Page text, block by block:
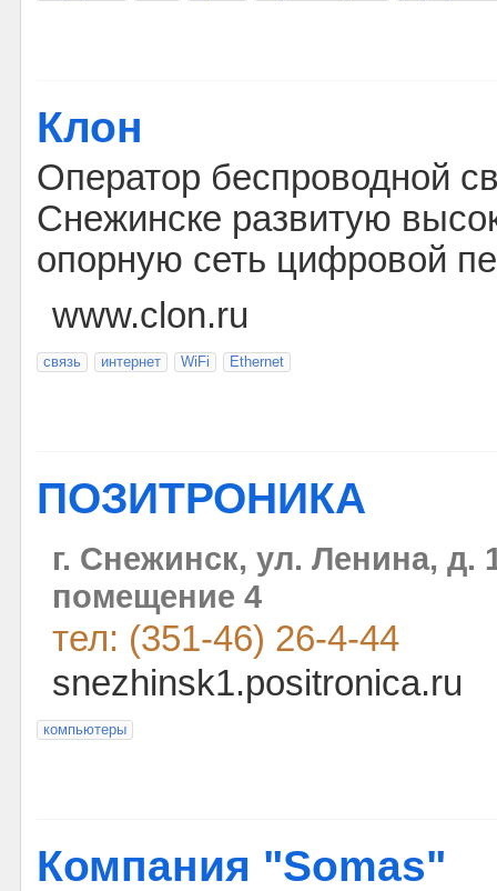
Клон
Оператор беспроводной
Снежинске развитую
опорную сеть цифровой
www.clon.ru
связь интернет WiFi Ethernet
ПОЗИТРОНИКА
г. Снежинск, ул. Ленина,
помещение 4
тел: (351-46) 26-4-44
snezhinsk1.positronica.ru
компьютеры
Компания "Somas"